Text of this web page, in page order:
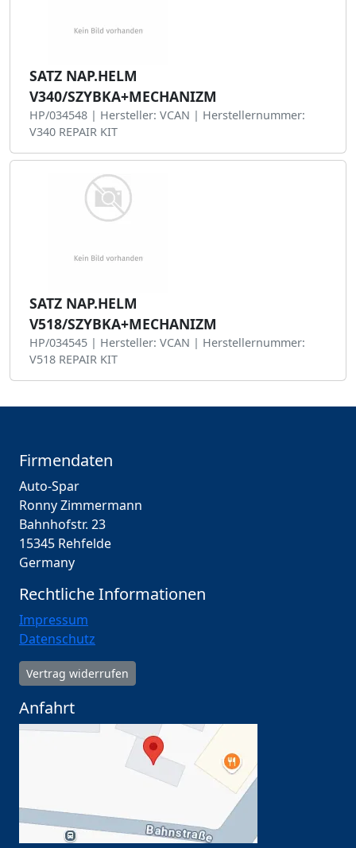
SATZ NAP.HELM
V340/SZYBKA+MECHANIZM
HP/034548 | Hersteller: VCAN | Herstellernummer:
V340 REPAIR KIT
SATZ NAP.HELM
V518/SZYBKA+MECHANIZM
HP/034545 | Hersteller: VCAN | Herstellernummer:
V518 REPAIR KIT
Firmendaten
Auto-Spar
Ronny Zimmermann
Bahnhofstr. 23
15345 Rehfelde
Germany
Rechtliche Informationen
Impressum
Datenschutz
Vertrag widerrufen
Anfahrt